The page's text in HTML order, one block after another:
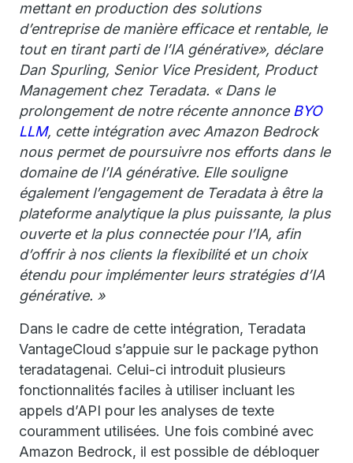
mettant en production des solutions
d’entreprise de manière efficace et rentable, le
tout en tirant parti de l’IA générative», déclare
Dan Spurling, Senior Vice President, Product
Management chez Teradata. « Dans le
prolongement de notre récente annonce BYO
LLM, cette intégration avec Amazon Bedrock
nous permet de poursuivre nos efforts dans le
domaine de l’IA générative. Elle souligne
également l’engagement de Teradata à être la
plateforme analytique la plus puissante, la plus
ouverte et la plus connectée pour l’IA, afin
d’offrir à nos clients la flexibilité et un choix
étendu pour implémenter leurs stratégies d’IA
générative. »
Dans le cadre de cette intégration, Teradata
VantageCloud s’appuie sur le package python
teradatagenai. Celui-ci introduit plusieurs
fonctionnalités faciles à utiliser incluant les
appels d’API pour les analyses de texte
couramment utilisées. Une fois combiné avec
Amazon Bedrock, il est possible de débloquer